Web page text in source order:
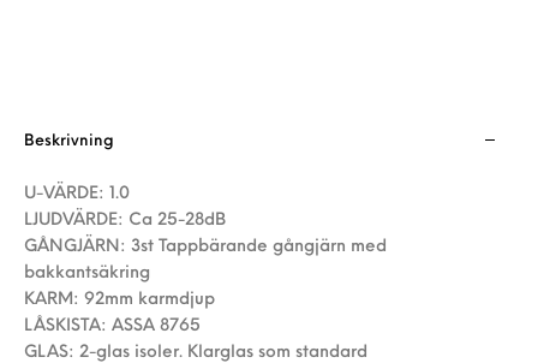
Beskrivning
U-VÄRDE: 1.0
LJUDVÄRDE: Ca 25-28dB
GÅNGJÄRN: 3st Tappbärande gångjärn med
bakkantsäkring
KARM: 92mm karmdjup
LÅSKISTA: ASSA 8765
GLAS: 2-glas isoler. Klarglas som standard